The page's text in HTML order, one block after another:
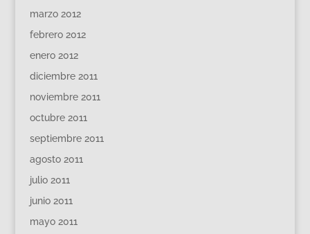
marzo 2012
febrero 2012
enero 2012
diciembre 2011
noviembre 2011
octubre 2011
septiembre 2011
agosto 2011
julio 2011
junio 2011
mayo 2011